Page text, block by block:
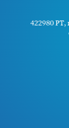
422980 РТ,